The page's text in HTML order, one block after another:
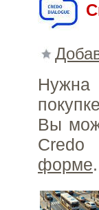
Вы
Credo
форме.